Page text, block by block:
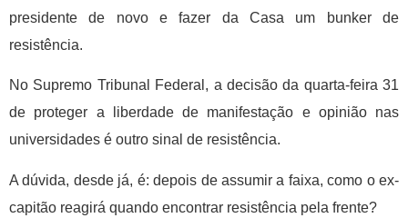
presidente de novo e fazer da Casa um bunker de
resistência.
No Supremo Tribunal Federal, a decisão da quarta-feira 31
de proteger a liberdade de manifestação e opinião nas
universidades é outro sinal de resistência.
A dúvida, desde já, é: depois de assumir a faixa, como o ex-
capitão reagirá quando encontrar resistência pela frente?